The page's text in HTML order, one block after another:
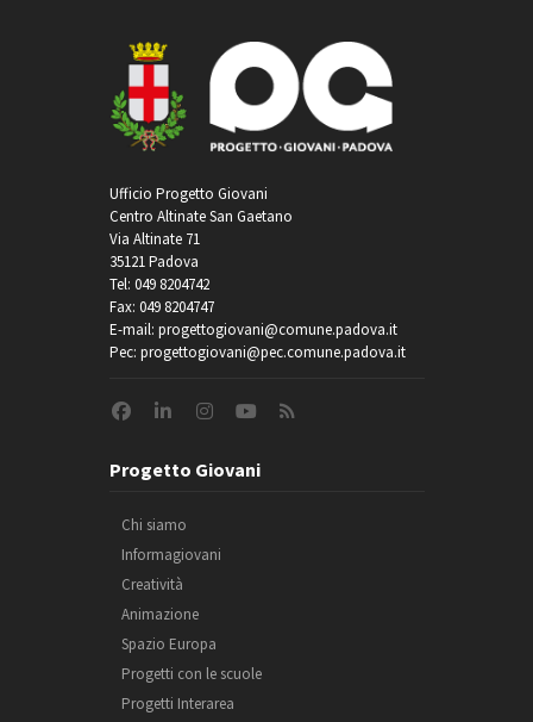
Ufficio Progetto Giovani
Centro Altinate San Gaetano
Via Altinate 71
35121 Padova
Tel: 049 8204742
Fax: 049 8204747
E-mail: progettogiovani@comune.padova.it
Pec: progettogiovani@pec.comune.padova.it
Progetto Giovani
Chi siamo
Informagiovani
Creatività
Animazione
Spazio Europa
Progetti con le scuole
Progetti Interarea